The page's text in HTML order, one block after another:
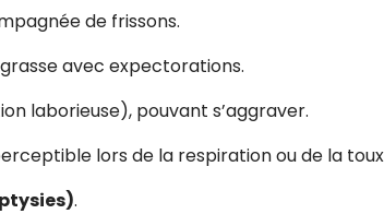
de frissons.
avec expectorations.
laborieuse), pouvant s’aggraver.
lors de la respiration ou de la
.